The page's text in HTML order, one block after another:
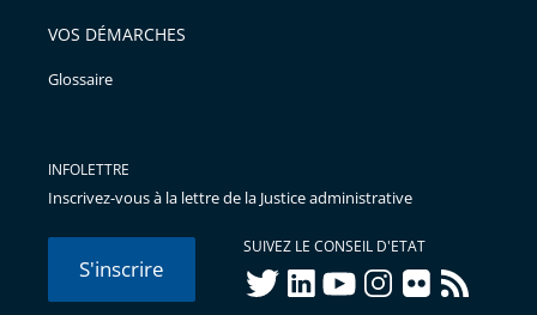
VOS DÉMARCHES
Glossaire
INFOLETTRE
Inscrivez-vous à la lettre de la Justice administrative
S'inscrire
SUIVEZ LE CONSEIL D'ETAT
twitterlinkedInyoutubeinstagram
flickr rss